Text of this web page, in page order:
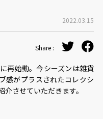
2022.03.15
Share :
再始動。今シーズンは雑貨
感がプラスされたコレクシ
させていただきます。